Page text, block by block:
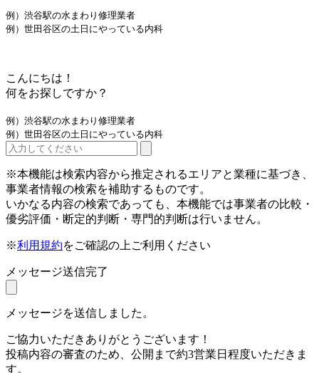
例）渋谷駅の水まわり修理業者
例）世田谷区の土日にやっている内科
こんにちは！
何をお探しですか？
例）渋谷駅の水まわり修理業者
例）世田谷区の土日にやっている内科
※本機能は検索内容から推定されるエリアと業種に基づき、
事業者情報の検索を補助するものです。
いかなる内容の検索であっても、本機能では事業者の比較・
優劣評価・断定的判断・専門的判断は行いません。
※利用規約をご確認の上ご利用ください
メッセージ送信完了
メッセージを送信しました。
ご協力いただきありがとうございます！
投稿内容の審査のため、公開まで約3営業日程度いただきま
す。